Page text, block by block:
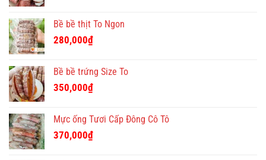
Bề bề thịt To Ngon
280,000₫
Bề bề trứng Size To
350,000₫
Mực ống Tươi Cấp Đông Cô Tô
370,000₫